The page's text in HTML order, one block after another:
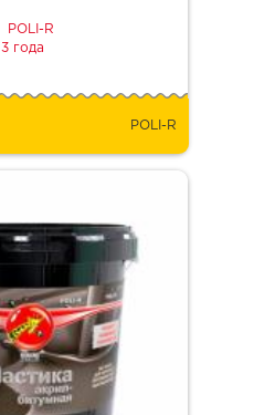
POLI-R
3 года
POLI-R